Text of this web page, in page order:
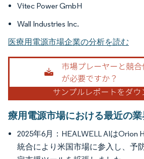
Vitec Power GmbH
Wall Industries Inc.
医療用電源市場企業の分析を読む
療用電源市場における最近の業
2025年6月：HEALWELL AIはOrion
統合により米国市場に参入し、予